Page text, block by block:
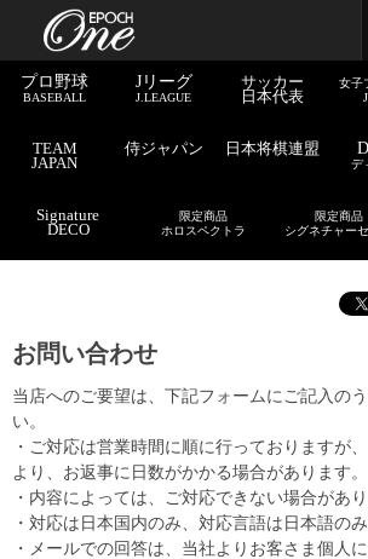
プロ野球
BASEBALL
Jリーグ
J.LEAGUE
サッカー
日本代表
女子
TEAM
JAPAN
侍ジャパン 日本将棋連盟
デ
Signature
DECO
限定商品
ホロスペクトラ
限定商品
シグネチャー
お問い合わせ
当店へのご要望は、下記フォームにご記入の
い。
・ご対応は営業時間に順に行っておりますが
より、お返事に日数がかかる場合があります。
・内容によっては、ご対応できない場合があり
・対応は日本国内のみ、対応言語は日本語のみ
・メールでの回答は、当社よりお客さま個人